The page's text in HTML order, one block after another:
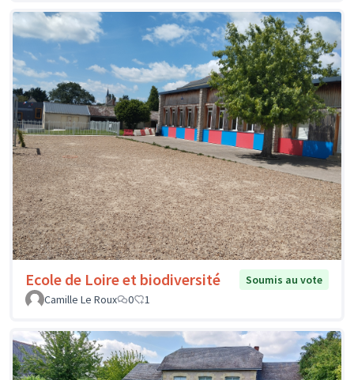
Ecole de Loire et biodiversité
Soumis au vote
Camille Le Roux
0 1